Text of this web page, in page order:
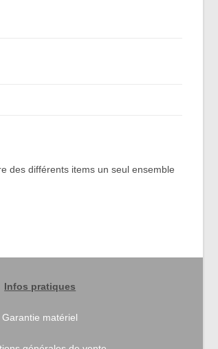
des différents items un seul ensemble
Infos pratiques
Garantie matériel